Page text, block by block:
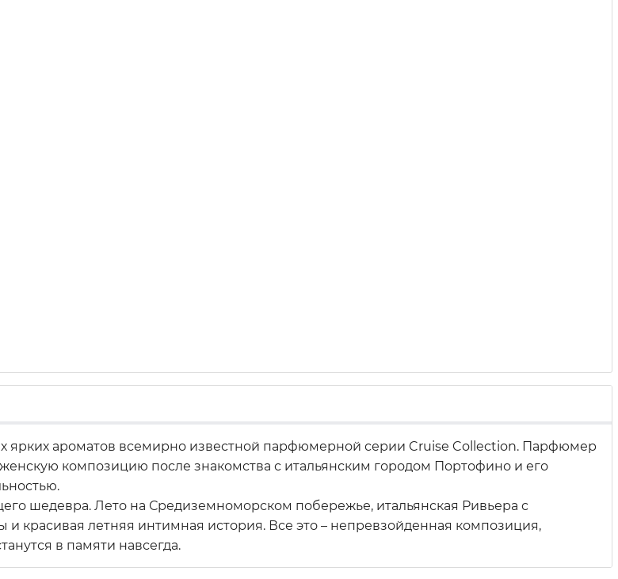
ярких ароматов всемирно известной парфюмерной серии Cruise Collection. Парфюмер
композицию после знакомства с итальянским городом Портофино и его
шедевра. Лето на Средиземноморском побережье, итальянская Ривьера с
красивая летняя интимная история. Все это – непревзойденная композиция,
в памяти навсегда.